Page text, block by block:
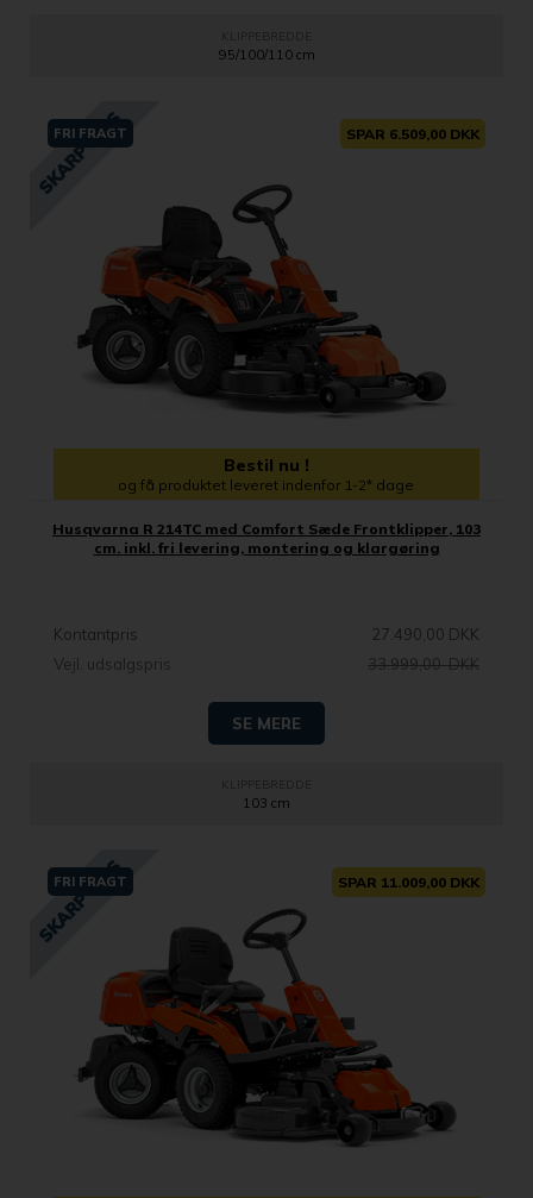
95/100/110 cm
FRI FRAGT SPAR 6.509,00 DKK
Bestil nu !
og få produktet leveret indenfor 1-2* dage
Husqvarna R 214TC med Comfort Sæde Frontklipper, 103
cm. inkl. fri levering, montering og klargøring
Kontantpris
27.490,00 DKK
Vejl. udsalgspris
33.999,00 DKK
SE MERE
103 cm
FRI FRAGT SPAR 11.009,00 DKK